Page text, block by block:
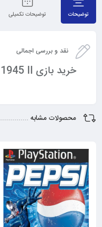
توضیحات توضیحات تکمیلی
نقد و بررسی اجمالی
خرید بازی STRIKERS 1945 IIبرای PS1
محصولات مشابه